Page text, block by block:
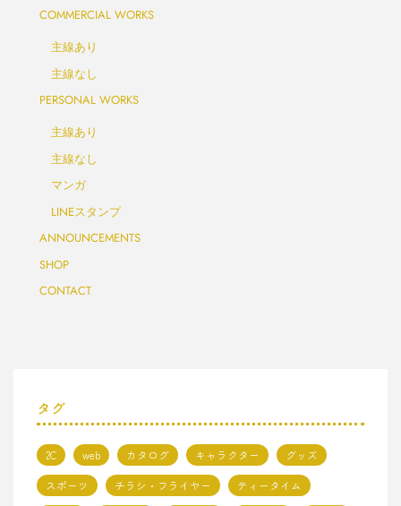
COMMERCIAL WORKS
主線あり
主線なし
PERSONAL WORKS
主線あり
主線なし
マンガ
LINEスタンプ
ANNOUNCEMENTS
SHOP
CONTACT
タグ
2C web カタログ キャラクター
グッズ
スポーツ
チラシ・フライヤー
ティータイム